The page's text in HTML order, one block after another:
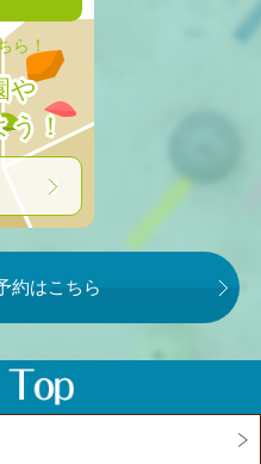
ら！
や
う！
約はこちら